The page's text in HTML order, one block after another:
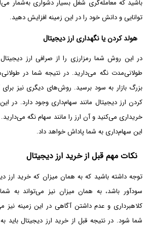
باشید که معامله‌گری شغل بسیار دشواری به‌شمار
توانایی و دانش خود را در این زمینه افزایش دهید.
هولد کردن یا نگهداری ارز دیجیتال
در این روش شما رمزارزی را از صرافی ارز
طولانی‌مدت نگه می‌دارید. در نتیجه شما در
بزرگ بازار به سود برسید. روش‌های دیگری نیز
کردن ارز دیجیتال مانند سهام‌داری وجود دارد. در
خریداری می‌کنید و آن ارز را مانند سهام نگه
این سهام‌داری به شما پاداش خواهد داد.
نکات مهم قبل از خرید ارز دیجیتال
توجه داشته باشید که به همان میزان که خرید ارز
سود‌آور باشد، به همان میزان نیز می‌تواند به
کلاهبرداری و عدم داشتن آگاهی در این زمینه نیز
شما شود. در نتیجه قبل از خرید ارز دیجیتال باید